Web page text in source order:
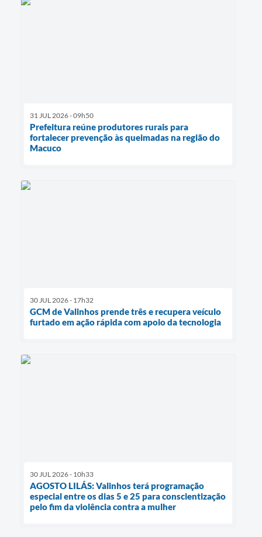
31 JUL 2026 - 09h50
Prefeitura reúne produtores rurais para
fortalecer prevenção às queimadas na região do
Macuco
30 JUL 2026 - 17h32
GCM de Valinhos prende três e recupera veículo
furtado em ação rápida com apoio da tecnologia
30 JUL 2026 - 10h33
AGOSTO LILÁS: Valinhos terá programação
especial entre os dias 5 e 25 para conscientização
pelo fim da violência contra a mulher